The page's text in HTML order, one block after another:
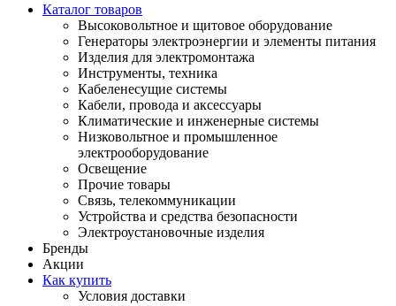
Каталог товаров
Высоковольтное и щитовое оборудование
Генераторы электроэнергии и элементы питания
Изделия для электромонтажа
Инструменты, техника
Кабеленесущие системы
Кабели, провода и аксессуары
Климатические и инженерные системы
Низковольтное и промышленное
электрооборудование
Освещение
Прочие товары
Связь, телекоммуникации
Устройства и средства безопасности
Электроустановочные изделия
Бренды
Акции
Как купить
Условия доставки